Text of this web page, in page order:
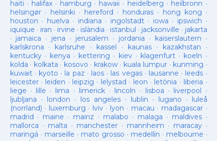
haiti · halifax · hamburg · hawaii · heidelberg · heilbronn ·
helsingør· helsinki · hereford · honduras· hong kong ·
houston · huelva · indiana · ingolstadt· iowa · ipswich ·
iquique · iran · irvine · islàndia · istanbul · jacksonville · jakarta
· jamaica · jena · jerusalem · jordania · kaiserslautern ·
karlskrona · karlsruhe · kassel · kaunas· kazakhstan ·
kentucky· kenya · kettering · kiev· klagenfurt · koeln ·
kolda · kolkata · kosovo · krakow· kuala lumpur · kunming ·
kuwait· kyoto · la paz · laos· las vegas· lausanne · leeds ·
leicester· leiden · leipzig · lelystad · leon · letònia · liberia ·
liege · lille · lima · limerick· lincoln · lisboa · liverpool ·
ljubljana · london · los angeles· lublin · lugano · luleå
(norrland) · luxemburg · lviv · lyon · macau · madagascar·
madrid · maine · mainz · malabo · malaga · maldives·
mallorca · malta · manchester· mannheim · maracay·
maringá · marseille · mato grosso · medellín · melbourne ·